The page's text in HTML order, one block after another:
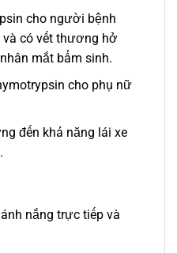
cho người bệnh
có vết thương hở
mắt bẩm sinh.
cho phụ nữ
đến khả năng lái xe
nắng trực tiếp và